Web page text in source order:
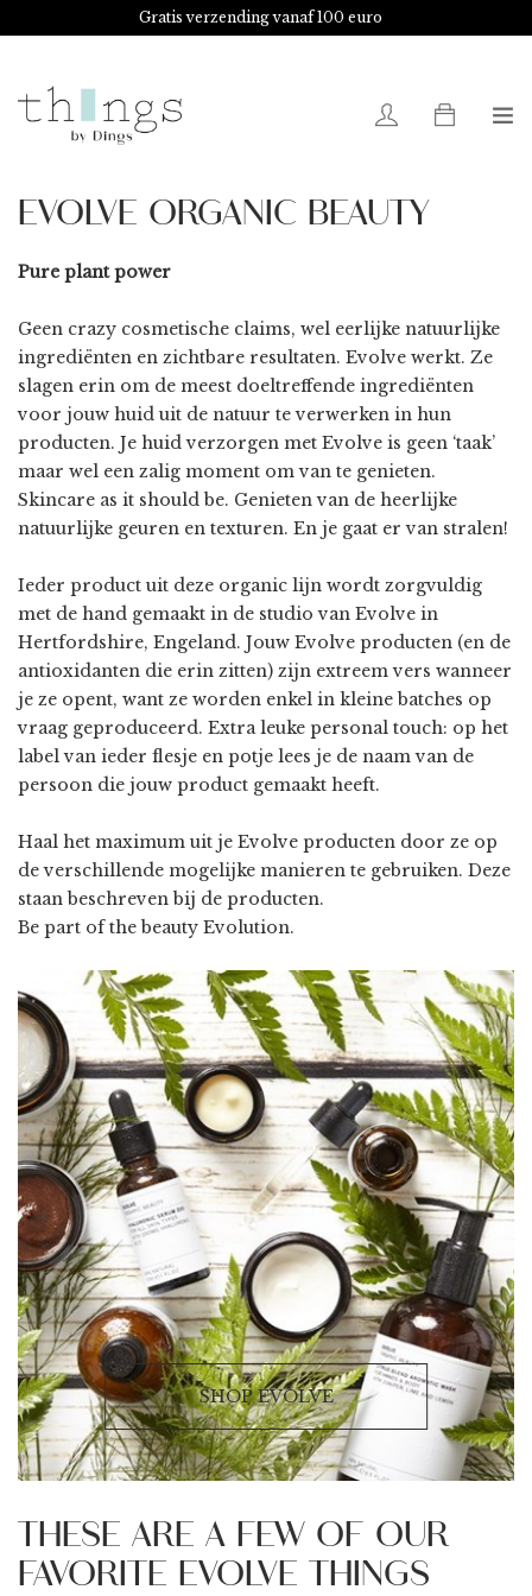
Gratis verzending vanaf 100 euro
EVOLVE ORGANIC BEAUTY
Pure plant power
Geen crazy cosmetische claims, wel eerlijke natuurlijke
ingrediënten en zichtbare resultaten. Evolve werkt. Ze
slagen erin om de meest doeltreffende ingrediënten
voor jouw huid uit de natuur te verwerken in hun
producten. Je huid verzorgen met Evolve is geen ‘taak’
maar wel een zalig moment om van te genieten.
Skincare as it should be. Genieten van de heerlijke
natuurlijke geuren en texturen. En je gaat er van stralen!
Ieder product uit deze organic lijn wordt zorgvuldig
met de hand gemaakt in de studio van Evolve in
Hertfordshire, Engeland. Jouw Evolve producten (en de
antioxidanten die erin zitten) zijn extreem vers wanneer
je ze opent, want ze worden enkel in kleine batches op
vraag geproduceerd. Extra leuke personal touch: op het
label van ieder flesje en potje lees je de naam van de
persoon die jouw product gemaakt heeft.
Haal het maximum uit je Evolve producten door ze op
de verschillende mogelijke manieren te gebruiken. Deze
staan beschreven bij de producten.
Be part of the beauty Evolution.
SHOP EVOLVE
THESE ARE A FEW OF OUR
FAVORITE EVOLVE THINGS